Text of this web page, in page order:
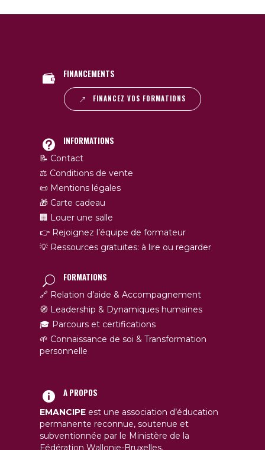
FINANCEMENTS
FINANCEZ VOS FORMATIONS
INFORMATIONS
📝 Contact
⚖️ Conditions de vente
📜 Mentions légales
🎁 Carte cadeau
🏢 Louer une salle
👉 Rejoignez l’équipe de formateur
💡 Ressources gratuites: à lire ou regarder
FORMATIONS
🔗 Relation d’aide & Accompagnement
🧭 Leadership & Dynamiques humaines
🎓 Parcours et certifications
🌱 Connaissance de soi & Transformation
personnelle
A PROPOS
EMANCIPE est une association d’éducation
permanente reconnue, soutenue et
subventionnée par le Ministère de la
Fédération Wallonie-Bruxelles.